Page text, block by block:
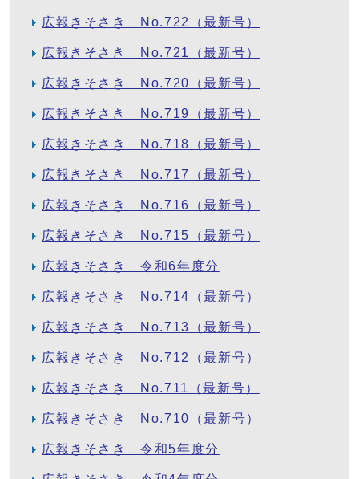
広報きそさき No.722（最新号）
広報きそさき No.721（最新号）
広報きそさき No.720（最新号）
広報きそさき No.719（最新号）
広報きそさき No.718（最新号）
広報きそさき No.717（最新号）
広報きそさき No.716（最新号）
広報きそさき No.715（最新号）
広報きそさき 令和6年度分
広報きそさき No.714（最新号）
広報きそさき No.713（最新号）
広報きそさき No.712（最新号）
広報きそさき No.711（最新号）
広報きそさき No.710（最新号）
広報きそさき 令和5年度分